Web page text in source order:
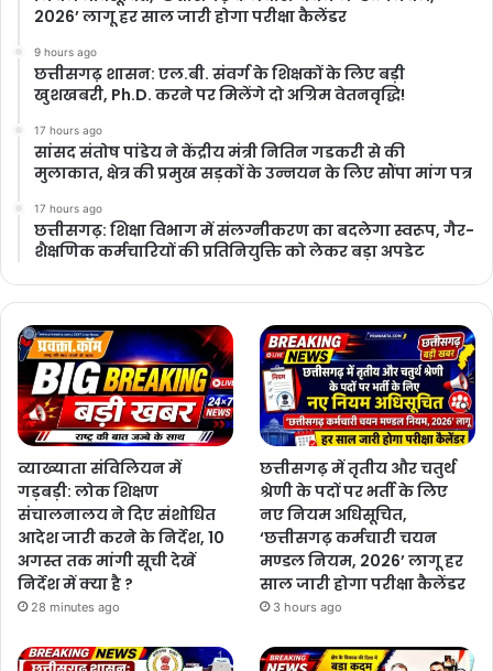
2026’ लागू हर साल जारी होगा परीक्षा कैलेंडर
9 hours ago
छत्तीसगढ़ शासन: एल.बी. संवर्ग के शिक्षकों के लिए बड़ी
खुशखबरी, Ph.D. करने पर मिलेंगे दो अग्रिम वेतनवृद्धि!
17 hours ago
सांसद संतोष पांडेय ने केंद्रीय मंत्री नितिन गडकरी से की
मुलाकात, क्षेत्र की प्रमुख सड़कों के उन्नयन के लिए सौंपा मांग पत्र
17 hours ago
छत्तीसगढ़: शिक्षा विभाग में संलग्नीकरण का बदलेगा स्वरूप, गैर-
शैक्षणिक कर्मचारियों की प्रतिनियुक्ति को लेकर बड़ा अपडेट
​
व्याख्याता संविलियन में
गड़बड़ी: लोक शिक्षण
संचालनालय ने दिए संशोधित
आदेश जारी करने के निर्देश, 10
अगस्त तक मांगी सूची देखें
निर्देश में क्या है ?
28 minutes ago
छत्तीसगढ़ में तृतीय और चतुर्थ
श्रेणी के पदों पर भर्ती के लिए
नए नियम अधिसूचित,
‘छत्तीसगढ़ कर्मचारी चयन
मण्डल नियम, 2026’ लागू हर
साल जारी होगा परीक्षा कैलेंडर
3 hours ago